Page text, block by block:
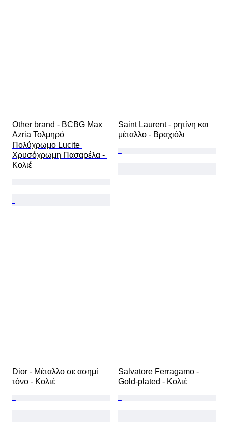
Other brand - BCBG Max
Azria Τολμηρό
Πολύχρωμο Lucite
Χρυσόχρωμη Πασαρέλα -
Κολιέ
Saint Laurent - ρητίνη και
μέταλλο - Βραχιόλι
Dior - Μέταλλο σε ασημί
τόνο - Κολιέ
Salvatore Ferragamo -
Gold-plated - Κολιέ